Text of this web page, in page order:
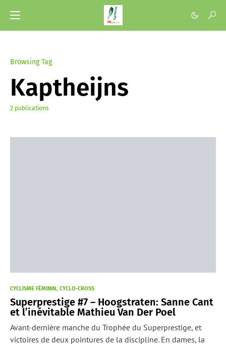
Browsing Tag
Kaptheijns
2 publications
CYCLISME FÉMININ CYCLO-CROSS
Superprestige #7 – Hoogstraten: Sanne Cant
et l’inévitable Mathieu Van Der Poel
Avant-dernière manche du Trophée du Superprestige, et
victoires de deux pointures de la discipline. En dames, la